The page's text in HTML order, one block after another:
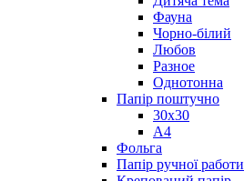
Фауна
Чорно-білий
Любов
Разное
Однотонна
Папір поштучно
30х30
А4
Фольга
Папір ручної работи